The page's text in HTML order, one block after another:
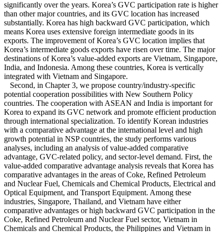
significantly over the years. Korea’s GVC participation rate is higher
than other major countries, and its GVC location has increased
substantially. Korea has high backward GVC participation, which
means Korea uses extensive foreign intermediate goods in its
exports. The improvement of Korea’s GVC location implies that
Korea’s intermediate goods exports have risen over time. The major
destinations of Korea’s value-added exports are Vietnam, Singapore,
India, and Indonesia. Among these countries, Korea is vertically
integrated with Vietnam and Singapore.
Second, in Chapter 3, we propose country/industry-specific
potential cooperation possibilities with New Southern Policy
countries. The cooperation with ASEAN and India is important for
Korea to expand its GVC network and promote efficient production
through international specialization. To identify Korean industries
with a comparative advantage at the international level and high
growth potential in NSP countries, the study performs various
analyses, including an analysis of value-added comparative
advantage, GVC-related policy, and sector-level demand. First, the
value-added comparative advantage analysis reveals that Korea has
comparative advantages in the areas of Coke, Refined Petroleum
and Nuclear Fuel, Chemicals and Chemical Products, Electrical and
Optical Equipment, and Transport Equipment. Among these
industries, Singapore, Thailand, and Vietnam have either
comparative advantages or high backward GVC participation in the
Coke, Refined Petroleum and Nuclear Fuel sector, Vietnam in
Chemicals and Chemical Products, the Philippines and Vietnam in